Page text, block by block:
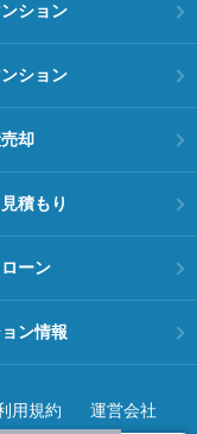
ション
ション
却
積もり
ーン
ン情報
用規約 運営会社